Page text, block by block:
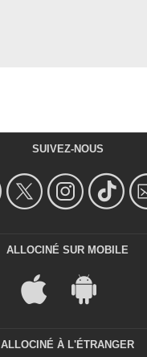
SUIVEZ-NOUS
ALLOCINÉ SUR MOBILE
ALLOCINÉ À L'ÉTRANGER